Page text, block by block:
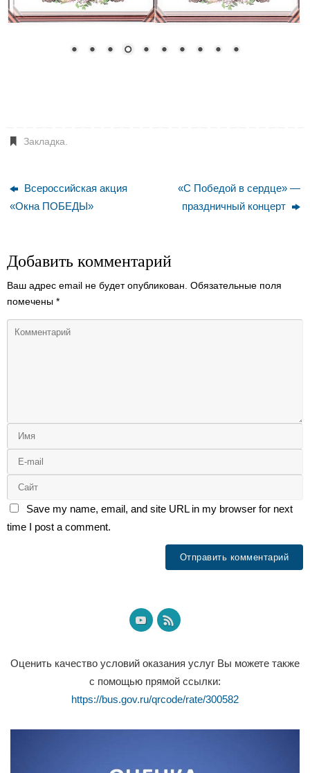
Закладка
Всероссийская акция
«Окна ПОБЕДЫ»
«С Победой в сердце» —
праздничный концерт
Добавить комментарий
Ваш адрес email не будет опубликован. Обязательные поля
помечены *
Save my name, email, and site URL in my browser for next
time I post a comment.
Оценить качество условий оказания услуг Вы можете также
с помощью прямой ссылки:
https://bus.gov.ru/qrcode/rate/300582